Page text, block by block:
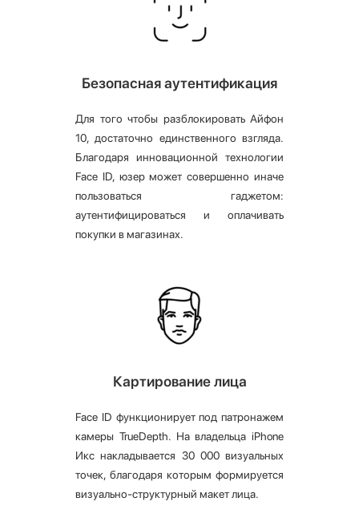
Безопасная аутентификация
Для того чтобы разблокировать Айфон
10, достаточно единственного взгляда.
Благодаря инновационной технологии
Face ID, юзер может совершенно иначе
пользоваться гаджетом:
аутентифицироваться и оплачивать
покупки в магазинах.
Картирование лица
Face ID функционирует под патронажем
камеры TrueDepth. На владельца iPhone
Икс накладывается 30 000 визуальных
точек, благодаря которым формируется
визуально-структурный макет лица.